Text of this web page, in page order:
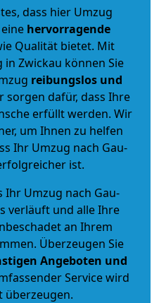
dass hier Umzug
hervorragende
Qualität bietet. Mit
Zwickau können Sie
reibungslos und
dafür, dass Ihre
erfüllt werden. Wir
um Ihnen zu helfen
Ihr Umzug nach Gau-
ist.
Ihr Umzug nach Gau-
verläuft und alle Ihre
an Ihrem
Überzeugen Sie
Angeboten und
Service wird
überzeugen.